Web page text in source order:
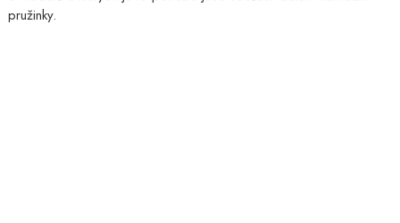
pružinky.